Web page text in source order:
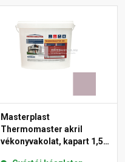
Masterplast
Thermomaster akril
vékonyvakolat, kapart 1,5